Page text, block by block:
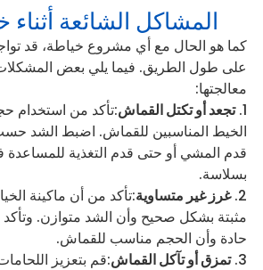
المشاكل الشائعة
كما هو الحال مع أي مشروع خياطة، قد
على طول الطريق. فيما يلي بعض المشكلات
معالجتها:
تجعد أو تكتل القماش:تأكد من استخدام
الخيط المناسبين للقماش. اضبط الشد
قدم المشي أو حتى قدم التغذية للمساعدة
بسلاسة.
غرز غير متساوية:تأكد من أن ماكينة
مثبتة بشكل صحيح وأن الشد متوازن. وتأكد
حادة وأن الحجم مناسب للقماش.
تمزق أو تآكل القماش:قم بتعزيز